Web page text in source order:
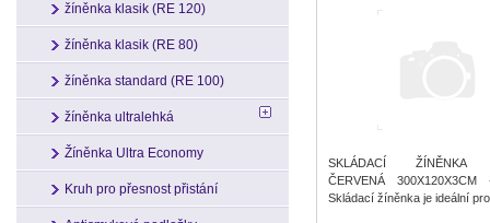
SKLÁDACÍ ŽÍNĚNKA
ČERVENÁ
Skládací žíněnka je ideální
žíněnka klasik (RE 120)
žíněnka klasik (RE 80)
žíněnka standard (RE 100)
žíněnka ultralehká
Žíněnka Ultra Economy
Kruh pro přesnost přistání